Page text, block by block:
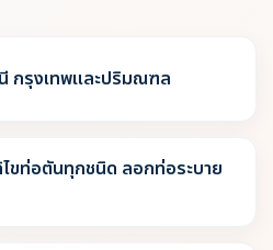
กรุงเทพและปริมณฑล
ขท่อตันทุกชนิด ลอกท่อระบาย